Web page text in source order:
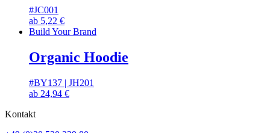
#JC001
ab 5,22 €
Build Your Brand
Organic Hoodie
#BY137 | JH201
ab 24,94 €
Kontakt